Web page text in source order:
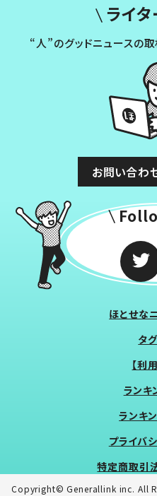
ライタ
“人”のグッドニュースの
お問い合わ
ほとせな
タ
【利
ランキ
ランキ
プライバ
特定商取引
Copyright© Generallink inc. All